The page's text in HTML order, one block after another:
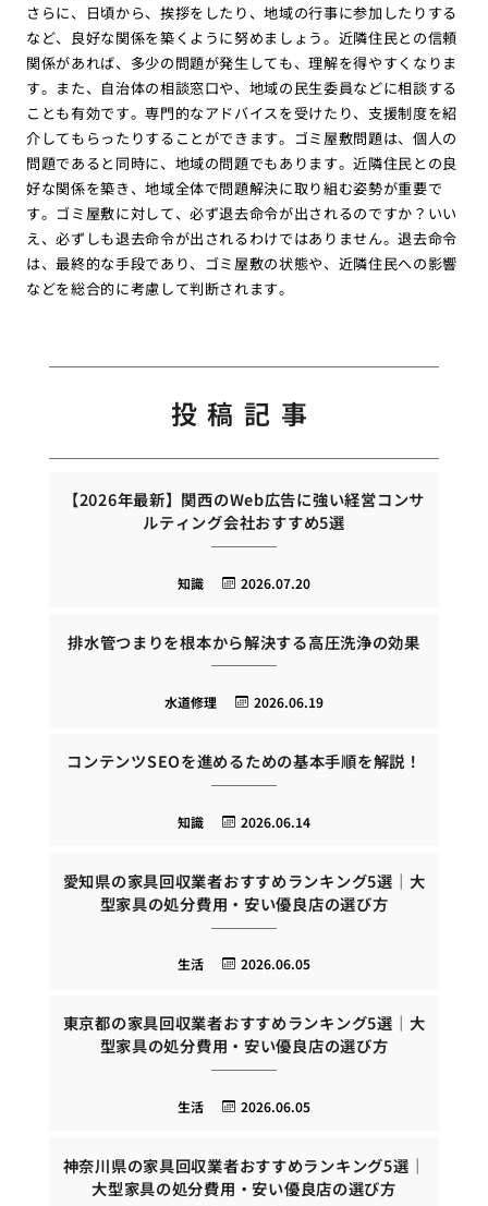
さらに、日頃から、挨拶をしたり、地域の行事に参加したりする
など、良好な関係を築くように努めましょう。近隣住民との信頼
関係があれば、多少の問題が発生しても、理解を得やすくなりま
す。また、自治体の相談窓口や、地域の民生委員などに相談する
ことも有効です。専門的なアドバイスを受けたり、支援制度を紹
介してもらったりすることができます。ゴミ屋敷問題は、個人の
問題であると同時に、地域の問題でもあります。近隣住民との良
好な関係を築き、地域全体で問題解決に取り組む姿勢が重要で
す。ゴミ屋敷に対して、必ず退去命令が出されるのですか？いい
え、必ずしも退去命令が出されるわけではありません。退去命令
は、最終的な手段であり、ゴミ屋敷の状態や、近隣住民への影響
などを総合的に考慮して判断されます。
投稿記事
【2026年最新】関西のWeb広告に強い経営コンサ
ルティング会社おすすめ5選
2026.07.20
知識
排水管つまりを根本から解決する高圧洗浄の効果
2026.06.19
水道修理
コンテンツSEOを進めるための基本手順を解説！
2026.06.14
知識
愛知県の家具回収業者おすすめランキング5選｜大
型家具の処分費用・安い優良店の選び方
2026.06.05
生活
東京都の家具回収業者おすすめランキング5選｜大
型家具の処分費用・安い優良店の選び方
2026.06.05
生活
神奈川県の家具回収業者おすすめランキング5選｜
大型家具の処分費用・安い優良店の選び方